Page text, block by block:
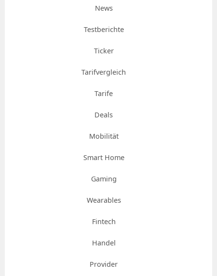
News
Testberichte
Ticker
Tarifvergleich
Tarife
Deals
Mobilität
Smart Home
Gaming
Wearables
Fintech
Handel
Provider